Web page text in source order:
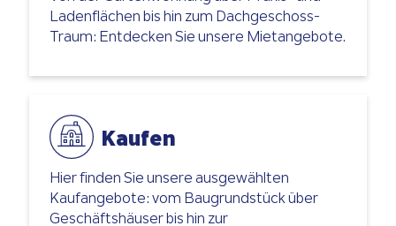
Von der Gartenwohnung über Praxis- und
Ladenflächen bis hin zum Dachgeschoss-
Hier finden Sie unsere ausgewählten
Kaufangebote: vom Baugrundstück über